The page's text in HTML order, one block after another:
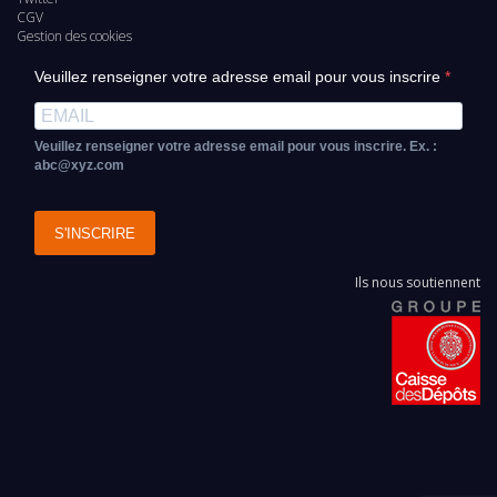
page
CGV
Gestion des cookies
Veuillez renseigner votre adresse email pour vous inscrire
Veuillez renseigner votre adresse email pour vous inscrire. Ex. :
abc@xyz.com
S'INSCRIRE
Ils nous soutiennent